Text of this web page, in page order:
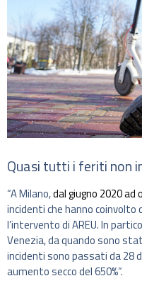
Quasi tutti i feriti non
“A Milano,dal giugno 2020 ad
incidenti che hanno
l’intervento di AREU. In
Venezia, da quando sono
incidenti sono passati da 28
aumento secco del 650%”.